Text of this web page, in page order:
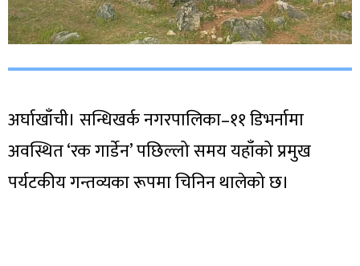
अर्घाखाँची। सन्धिखर्क नगरपालिका–११ डिभर्नामा
अवस्थित ‘रक गार्डेन’ पछिल्लो समय यहाँको प्रमुख
पर्यटकीय गन्तव्यका रूपमा चिनिन थालेको छ।